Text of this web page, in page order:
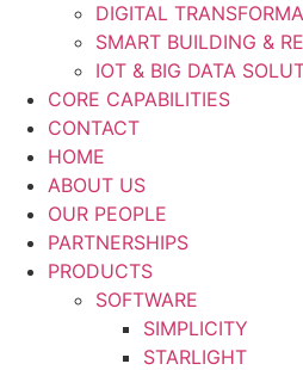
DIGITAL
SMART BUILDING &
IOT & BIG DATA
CORE CAPABILITIES
CONTACT
HOME
ABOUT US
OUR PEOPLE
PARTNERSHIPS
PRODUCTS
SOFTWARE
SIMPLICITY
STARLIGHT